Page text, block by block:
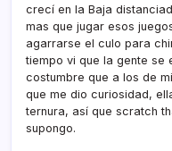
crecí­ en la Baja
mas que jugar esos
agarrarse el culo para
tiempo vi que la gente se
costumbre que a los de
que me dio curiosidad,
ternura, así­ que scratch
supongo.